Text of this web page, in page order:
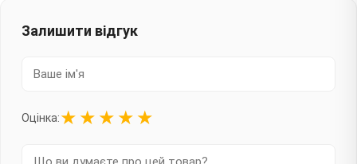
Залишити відгук
Оцінка:★ ★ ★ ★ ★